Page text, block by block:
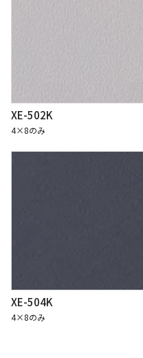
XE-502K
4×8のみ
XE-504K
4×8のみ